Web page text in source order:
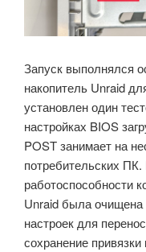
Запуск выполнялся
накопитель Unraid
установлен один
настройках BIOS
POST занимает на
потребительских
работоспособности
Unraid была очищена
настроек для
сохранение